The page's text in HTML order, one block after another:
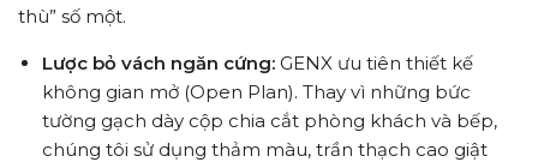
thù” số một.
Lược bỏ vách ngăn cứng:GENX ưu tiên thiết kế
không gian mở (Open Plan). Thay vì những bức
tường gạch dày cộp chia cắt phòng khách và bếp,
chúng tôi sử dụng thảm màu, trần thạch cao giật